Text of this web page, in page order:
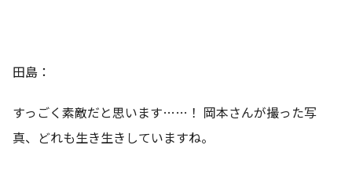
田島：
すっごく素敵だと思います……！ 岡本さんが撮った写
真、どれも生き生きしていますね。